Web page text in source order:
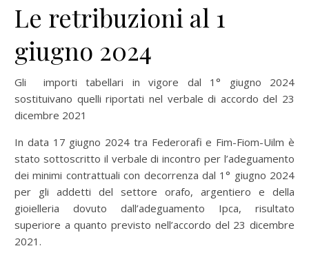
Le retribuzioni al 1
giugno 2024
Gli importi tabellari in vigore dal 1° giugno 2024
sostituivano quelli riportati nel verbale di accordo del 23
dicembre 2021
In data 17 giugno 2024 tra Federorafi e Fim-Fiom-Uilm è
stato sottoscritto il verbale di incontro per l’adeguamento
dei minimi contrattuali con decorrenza dal 1° giugno 2024
per gli addetti del settore orafo, argentiero e della
gioielleria dovuto dall’adeguamento Ipca, risultato
superiore a quanto previsto nell’accordo del 23 dicembre
2021.